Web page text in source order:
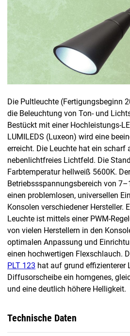
Die Pultleuchte (Fertigungsbeginn
die Beleuchtung von Ton- und
Bestückt mit einer Hochleistungs-
LUMILEDS (Luxeon) wird eine
erreicht. Die Leuchte hat ein scharf
nebenlichtfreies Lichtfeld. Die
Farbtemperatur hellweiß 5600K. Der
Betriebssspannungsbereich von
einen problemlosen, universellen
Konsolen verschiedener Hersteller.
Leuchte ist mittels einer PWM-
von vielen Herstellern in den
optimalen Anpassung und
einen hochwertigen Flexschlauch.
PLT 123 hat auf grund effizienterer
Diffusorscheibe ein homgenes,
und eine deutlich höhere Helligkeit.
Technische Daten